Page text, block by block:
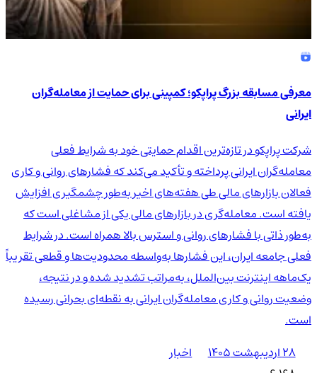
معرفی مسابقه بزرگ پراپکو؛ کمپینی برای حمایت از معامله‌گران
ایرانی
شرکت پراپکو در تازه‌ترین اقدام حمایتی خود به شرایط فعلی
معامله‌گران ایرانی پرداخته و تأکید می‌کند که فشارهای روانی و کاری
فعالان بازارهای مالی طی هفته‌های اخیر به‌طور چشمگیری افزایش
یافته است. معامله‌گری در بازارهای مالی یکی از مشاغلی است که
به‌طور ذاتی با فشارهای روانی و استرس بالا همراه است. در شرایط
فعلی جامعه ایران، این فشارها به‌واسطه محدودیت‌ها و قطعی تقریباً
یک‌ماهه اینترنت بین‌الملل، به‌مراتب تشدید شده و در نتیجه،
وضعیت روانی و کاری معامله‌گران ایرانی به نقطه‌ای بحرانی رسیده
است.
۲۸ اردیبهشت ۱۴۰۵
اخبار